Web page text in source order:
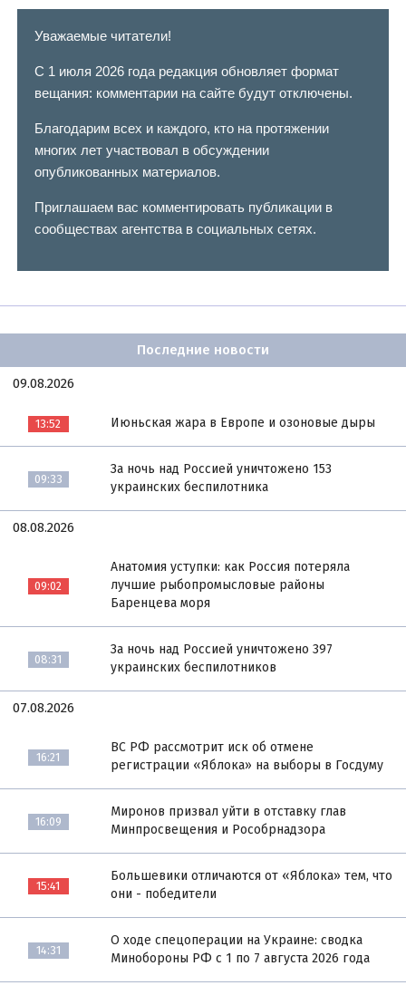
Уважаемые читатели!
С 1 июля 2026 года редакция обновляет формат
вещания: комментарии на сайте будут отключены.
Благодарим всех и каждого, кто на протяжении
многих лет участвовал в обсуждении
опубликованных материалов.
Приглашаем вас комментировать публикации в
сообществах агентства в социальных сетях.
Последние новости
09.08.2026
13:52 Июньская жара в Европе и озоновые дыры
09:33
За ночь над Россией уничтожено 153
украинских беспилотника
08.08.2026
09:02
Анатомия уступки: как Россия потеряла
лучшие рыбопромысловые районы
Баренцева моря
08:31
За ночь над Россией уничтожено 397
украинских беспилотников
07.08.2026
16:21
ВС РФ рассмотрит иск об отмене
регистрации «Яблока» на выборы в Госдуму
16:09
Миронов призвал уйти в отставку глав
Минпросвещения и Рособрнадзора
15:41
Большевики отличаются от «Яблока» тем, что
они - победители
14:31
О ходе спецоперации на Украине: сводка
Минобороны РФ с 1 по 7 августа 2026 года